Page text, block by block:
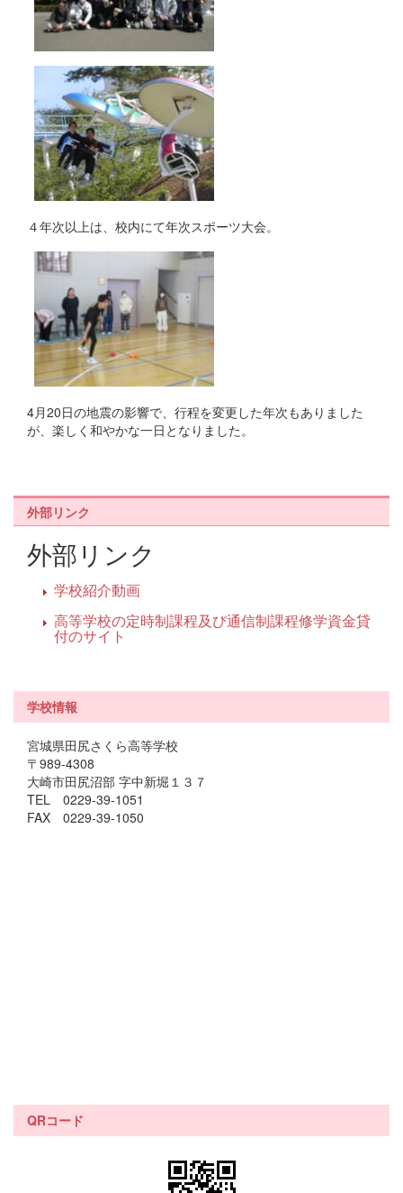
４年次以上は、校内にて年次スポーツ大会。
4月20日の地震の影響で、行程を変更した年次もありました
が、楽しく和やかな一日となりました。
外部リンク
外部リンク
学校紹介動画
高等学校の定時制課程及び通信制課程修学資金貸
付のサイト
学校情報
宮城県田尻さくら高等学校
〒989-4308
大崎市田尻沼部 字中新堀１３７
TEL 0229-39-1051
FAX 0229-39-1050
QRコード